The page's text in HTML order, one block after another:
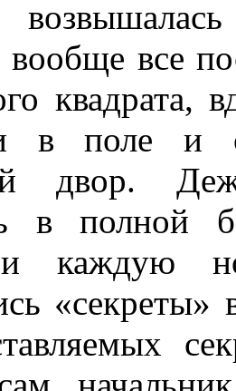
все
квадрата,
в поле и
двор.
в полной
и каждую